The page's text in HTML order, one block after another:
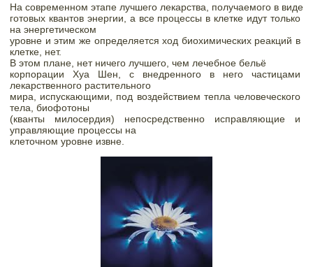
На современном этапе лучшего лекарства, получаемого в виде
готовых квантов энергии, а все процессы в клетке идут только
на энергетическом
уровне и этим же определяется ход биохимических реакций в
клетке, нет.
В этом плане, нет ничего лучшего, чем лечебное бельё
корпорации Хуа Шен, с внедренного в него частицами
лекарственного растительного
мира, испускающими, под воздействием тепла человеческого
тела, биофотоны
(кванты милосердия) непосредственно исправляющие и
управляющие процессы на
клеточном уровне извне.